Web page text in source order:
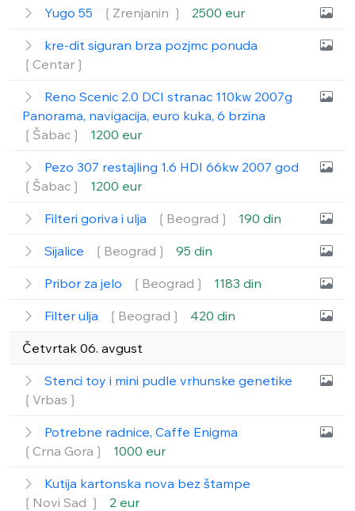
Yugo 55 ❲Zrenjanin ❳ 2500 eur
kre-dit siguran brza pozjmc ponuda
❲Centar❳
Reno Scenic 2.0 DCI stranac 110kw 2007g
Panorama, navigacija, euro kuka, 6 brzina
❲Šabac❳
1200 eur
Pezo 307 restajling 1.6 HDI 66kw 2007 god
❲Šabac❳
1200 eur
Filteri goriva i ulja ❲Beograd❳ 190 din
Sijalice ❲Beograd❳ 95 din
Pribor za jelo ❲Beograd❳ 1183 din
Filter ulja ❲Beograd❳ 420 din
Četvrtak 06. avgust
Stenci toy i mini pudle vrhunske genetike
❲Vrbas❳
Potrebne radnice, Caffe Enigma
❲Crna Gora❳
1000 eur
Kutija kartonska nova bez štampe
❲Novi Sad ❳
2 eur